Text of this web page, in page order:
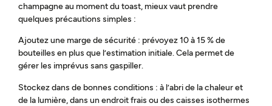
champagne au moment du toast, mieux vaut prendre
quelques précautions simples :
Ajoutez une marge de sécurité : prévoyez 10 à 15 % de
bouteilles en plus que l’estimation initiale. Cela permet de
gérer les imprévus sans gaspiller.
Stockez dans de bonnes conditions : à l’abri de la chaleur et
de la lumière, dans un endroit frais ou des caisses isothermes